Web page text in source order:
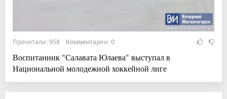
Прочитали: 958 Комментарии: 0
Воспитанник "Салавата Юлаева" выступал в
Национальной молодежной хоккейной лиге